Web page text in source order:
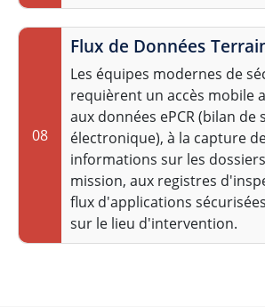
08
Flux de Données
Les équipes modernes de
requièrent un accès mobile
aux données ePCR (bilan de
électronique), à la capture
informations sur les
mission, aux registres
flux d'applications
sur le lieu d'intervention.